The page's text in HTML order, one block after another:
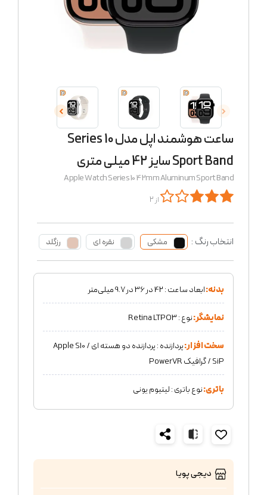
ساعت هوشمند اپل مدل Series 10
Sport Band سایز 42 میلی متری
Apple Watch Series 10 42mm Aluminum Sport Band
از 2
انتخاب رنگ : مشکی نقره ای رزگلد
بدنه:ابعاد ساعت : 42 در 36 در 9.7 میلی‌متر
نمایشگر:نوع : Retina LTPO3
سخت افزار:
پردازنده : پردازنده دو هسته ای / Apple S10
SiP / گرافیک PowerVR
باتری:نوع باتری : لیتیوم یونی
دیجی پویا